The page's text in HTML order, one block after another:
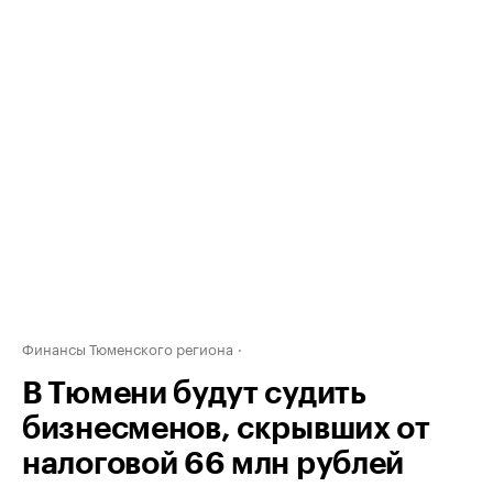
Финансы Тюменского региона
В Тюмени будут судить
бизнесменов, скрывших от
налоговой 66 млн рублей